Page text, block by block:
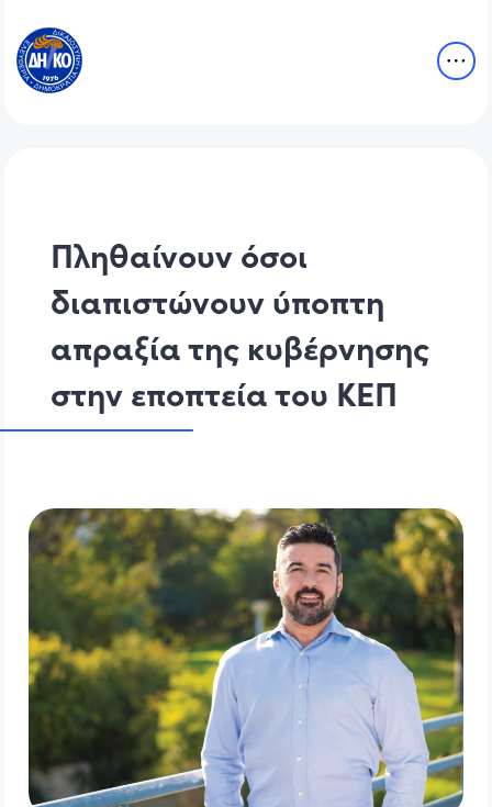
Πληθαίνουν όσοι
διαπιστώνουν ύποπτη
απραξία της κυβέρνησης
στην εποπτεία του ΚΕΠ